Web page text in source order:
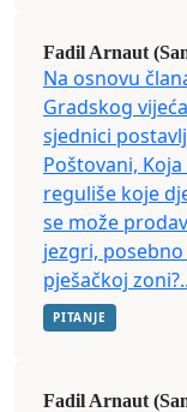
Fadil Arnaut
Na osnovu
Gradskog
sjednici
Poštovani,
reguliše koje
se može
jezgri,
pješačkoj
PITANJE
Fadil Arnaut